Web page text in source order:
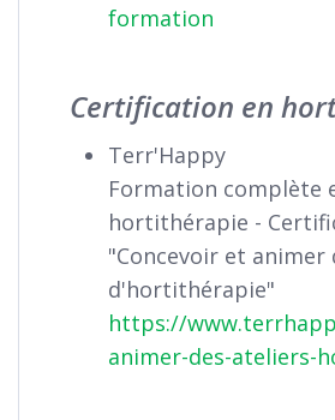
formation
Certification en
Terr'Happy
Formation complète
hortithérapie -
"Concevoir et animer
d'hortithérapie"
https://
animer-des-ateliers-